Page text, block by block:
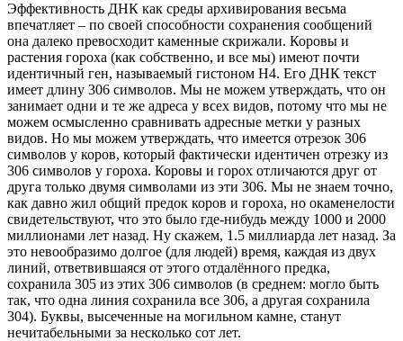
Эффективность ДНК как среды архивирования весьма
впечатляет – по своей способности сохранения сообщений
она далеко превосходит каменные скрижали. Коровы и
растения гороха (как собственно, и все мы) имеют почти
идентичный ген, называемый гистоном H4. Его ДНК текст
имеет длину 306 символов. Мы не можем утверждать, что он
занимает одни и те же адреса у всех видов, потому что мы не
можем осмысленно сравнивать адресные метки у разных
видов. Но мы можем утверждать, что имеется отрезок 306
символов у коров, который фактически идентичен отрезку из
306 символов у гороха. Коровы и горох отличаются друг от
друга только двумя символами из эти 306. Мы не знаем точно,
как давно жил общий предок коров и гороха, но окаменелости
свидетельствуют, что это было где-нибудь между 1000 и 2000
миллионами лет назад. Ну скажем, 1.5 миллиарда лет назад. За
это невообразимо долгое (для людей) время, каждая из двух
линий, ответвившаяся от этого отдалённого предка,
сохранила 305 из этих 306 символов (в среднем: могло быть
так, что одна линия сохранила все 306, а другая сохранила
304). Буквы, высеченные на могильном камне, станут
нечитабельными за несколько сот лет.